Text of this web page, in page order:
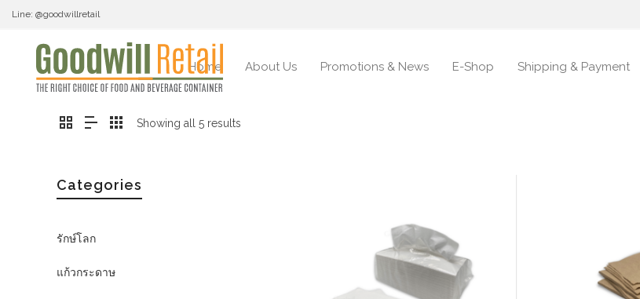
Line: @goodwillretail
Home About Us Promotions & News E-Shop Shipping & Payment
Showing all 5 results
Categories
รักษ์โลก
แก้วกระดาษ